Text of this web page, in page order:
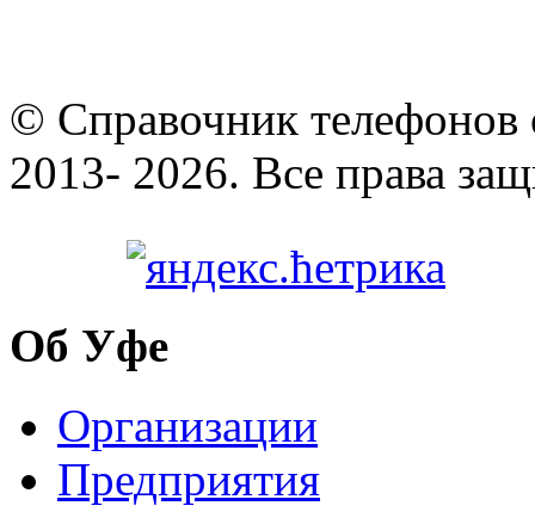
© Cправочник телефонов
2013- 2026. Все права
Об Уфе
Организации
Предприятия